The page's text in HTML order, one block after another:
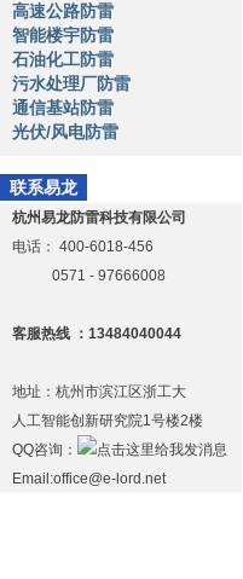
高速公路防雷
智能楼宇防雷
石油化工防雷
污水处理厂防雷
通信基站防雷
光伏/风电防雷
联系易龙
杭州易龙防雷科技有限公司
电话： 400-6018-456
0571 - 97666008
客服热线 ：13484040044
地址：杭州市滨江区浙工大
人工智能创新研究院1号楼2楼
QQ咨询：
Email:office@e-lord.net